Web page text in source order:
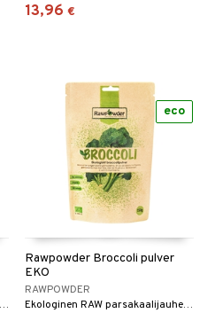
13,96 €
Ekologisia RAW Spirulinatabletteja - ravinteikasta mikrolevää!
Rawpowder Broccoli pulver
EKO
RAWPOWDER
Ekologinen RAW parsakaalijauhe - ravinnelataus keholle!
eco